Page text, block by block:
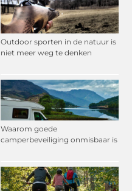
Outdoor sporten in de natuur is
niet meer weg te denken
Waarom goede
camperbeveiliging onmisbaar is